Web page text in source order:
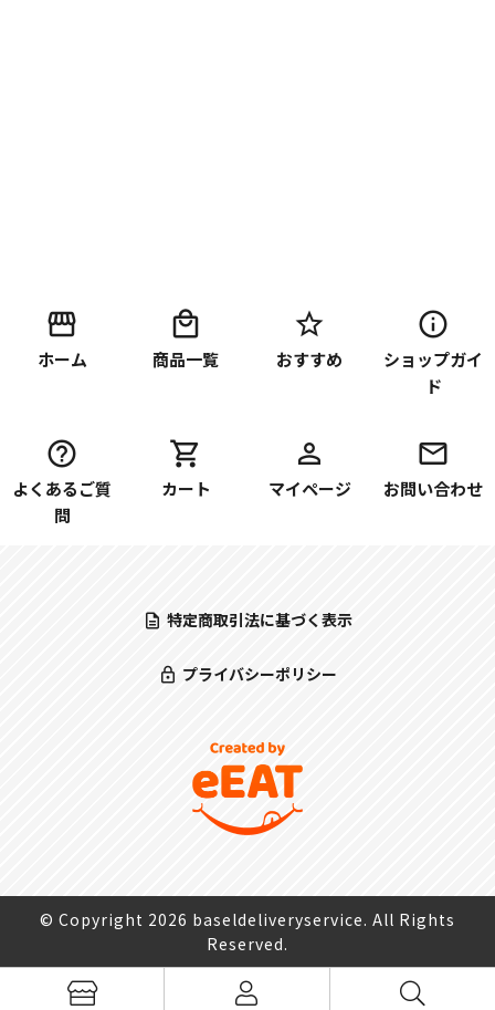
ホーム 商品一覧 おすすめ
ショップガイ
ド
よくあるご質
問
カート マイページ お問い合わせ
特定商取引法に基づく表示
プライバシーポリシー
© Copyright 2026 baseldeliveryservice. All Rights
Reserved.